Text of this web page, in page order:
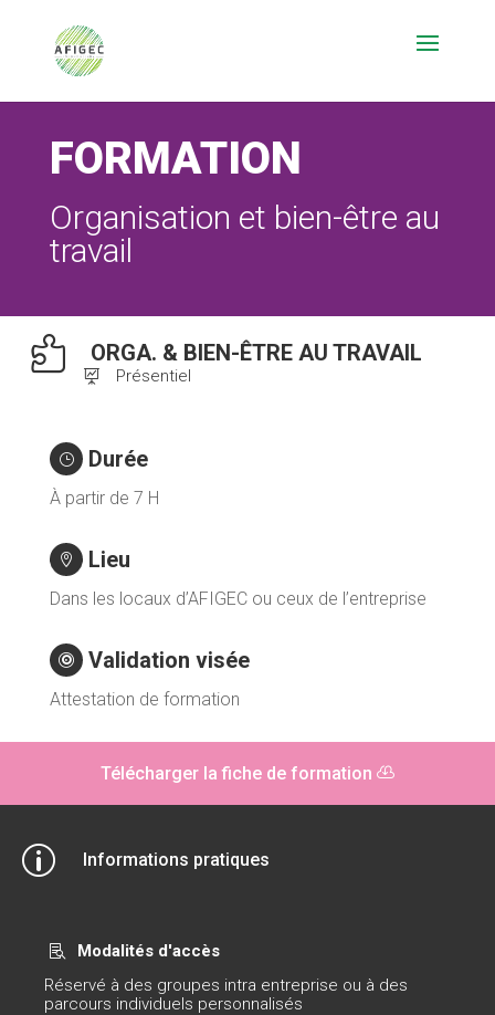
FORMATION
Organisation et bien-être au
travail
 ORGA. & BIEN-ÊTRE AU TRAVAIL
 Présentiel
} Durée
À partir de 7 H
 Lieu
Dans les locaux d’AFIGEC ou ceux de l’entreprise
 Validation visée
Attestation de formation
Télécharger la fiche de formation
p Informations pratiques

Modalités d'accès
Réservé à des groupes intra entreprise ou à des
parcours individuels personnalisés